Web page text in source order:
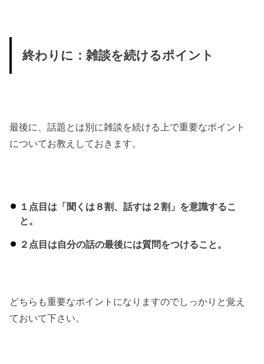
終わりに：雑談を続けるポイント
最後に、話題とは別に雑談を続ける上で重要なポイント
についてお教えしておきます。
１点目は「聞くは８割、話すは２割」を意識するこ
と。
２点目は自分の話の最後には質問をつけること。
どちらも重要なポイントになりますのでしっかりと覚え
ておいて下さい。